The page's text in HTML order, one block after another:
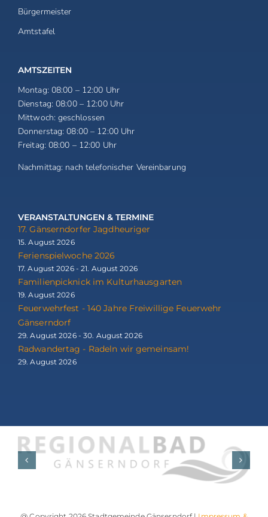
Bürgermeister
Amtstafel
AMTSZEITEN
Montag: 08:00 – 12:00 Uhr
Dienstag: 08:00 – 12:00 Uhr
Mittwoch: geschlossen
Donnerstag: 08:00 – 12:00 Uhr
Freitag: 08:00 – 12:00 Uhr
Nachmittag: nach telefonischer Vereinbarung
VERANSTALTUNGEN & TERMINE
17. Gänserndorfer Jagdheuriger
15. August 2026
Ferienspielwoche 2026
17. August 2026 - 21. August 2026
Familienpicknick im Kulturhausgarten
19. August 2026
Feuerwehrfest - 140 Jahre Freiwillige Feuerwehr
Gänserndorf
29. August 2026 - 30. August 2026
Radwandertag - Radeln wir gemeinsam!
29. August 2026